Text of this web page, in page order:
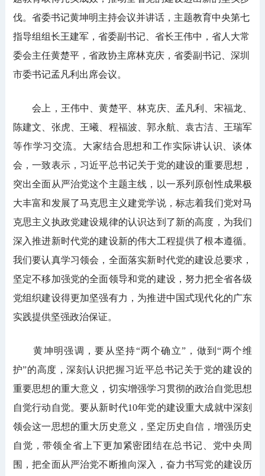
伐。省委书记黄坤明主持会议并讲话，主题教育中央第七
指导组组长王建军，省委副书记、省长王伟中，省人大常
委会主任黄楚平，省政协主席林克庆，省委副书记、深圳
市委书记孟凡利出席会议。
会上，王伟中、黄楚平、林克庆、孟凡利、宋福龙、
陈建文、张虎、王曦、程福波、郭永航、袁古洁、王瑞军
等作学习交流。大家结合思想和工作实际讲认识、谈体
会，一致表示，习近平总书记关于党的建设的重要思想，
突出全面从严治党这个主题主线，以一系列原创性成果极
大丰富和发展了马克思主义建党学说，标志着我们党对马
克思主义执政党建设规律的认识达到了新的高度，为我们
深入推进新时代党的建设新的伟大工程提供了根本遵循。
我们要认真学习领会，全面落实新时代党的建设总要求，
坚定不移加强党的全面领导和党的建设，努力把全省各级
党组织建设得更加坚强有力，为推进中国式现代化的广东
实践提供坚强政治保证。
黄坤明强调，要从坚持“两个确立”，做到“两个维
护”的高度，深刻认识把握习近平总书记关于党的建设的
重要思想的重大意义，切实增强学习贯彻的政治自觉思想
自觉行动自觉。要从新时代10年党的建设重大成就中深刻
领会这一思想的重大历史意义，坚定历史自信，增强历史
自觉，带领全省上下更加紧密团结在总书记、党中央周
围，把全面从严治党不断推向深入，奋力书写党的建设历